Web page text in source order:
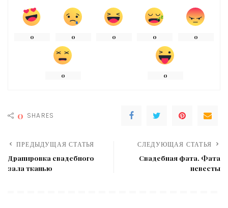
0 0 0 0 0
0 0
0 SHARES
ПРЕДЫДУЩАЯ СТАТЬЯ
Драпировка свадебного
зала тканью
СЛЕДУЮЩАЯ СТАТЬЯ
Свадебная фата. Фата
невесты